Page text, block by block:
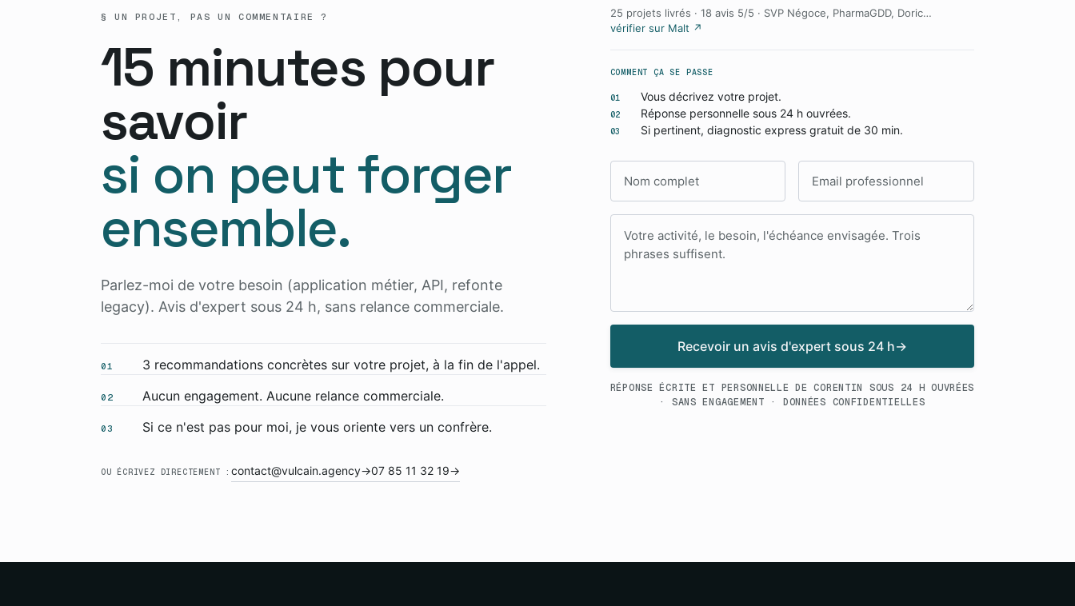
§ UN PROJET, PAS UN COMMENTAIRE ?
15 minutes pour
savoir
si on peut forger
ensemble.
Parlez-moi de votre besoin (application métier, API, refonte
legacy). Avis d'expert sous 24 h, sans relance commerciale.
01 3 recommandations concrètes sur votre projet, à la fin de l'appel.
02 Aucun engagement. Aucune relance commerciale.
03 Si ce n'est pas pour moi, je vous oriente vers un confrère.
OU ÉCRIVEZ DIRECTEMENT : contact@vulcain.agency→07 85 11 32 19→
25 projets livrés · 18 avis 5/5 · SVP Négoce, PharmaGDD, Doric…
vérifier sur Malt ↗
COMMENT ÇA SE PASSE
01 Vous décrivez votre projet.
02 Réponse personnelle sous 24 h ouvrées.
03 Si pertinent, diagnostic express gratuit de 30 min.
Recevoir un avis d'expert sous 24 h→
RÉPONSE ÉCRITE ET PERSONNELLE DE CORENTIN SOUS 24 H OUVRÉES
· SANS ENGAGEMENT · DONNÉES CONFIDENTIELLES